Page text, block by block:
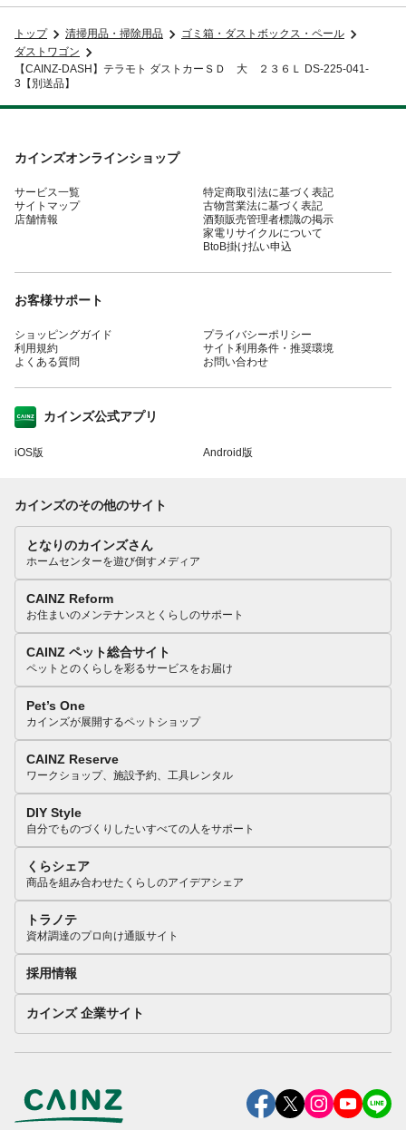
トップ 清掃用品・掃除用品
ゴミ箱・ダストボックス・ペール
ダストワゴン
【CAINZ-DASH】テラモト ダストカーＳＤ 大 ２３６Ｌ DS-225-041-
3【別送品】
カインズオンラインショップ
サービス一覧
サイトマップ
店舗情報
特定商取引法に基づく表記
古物営業法に基づく表記
酒類販売管理者標識の掲示
家電リサイクルについて
BtoB掛け払い申込
お客様サポート
ショッピングガイド
利用規約
よくある質問
プライバシーポリシー
サイト利用条件・推奨環境
お問い合わせ
カインズ公式アプリ
iOS版 Android版
カインズのその他のサイト
となりのカインズさん
ホームセンターを遊び倒すメディア
CAINZ Reform
お住まいのメンテナンスとくらしのサポート
CAINZ ペット総合サイト
ペットとのくらしを彩るサービスをお届け
Pet’s One
カインズが展開するペットショップ
CAINZ Reserve
ワークショップ、施設予約、工具レンタル
DIY Style
自分でものづくりしたいすべての人をサポート
くらシェア
商品を組み合わせたくらしのアイデアシェア
トラノテ
資材調達のプロ向け通販サイト
採用情報
カインズ 企業サイト